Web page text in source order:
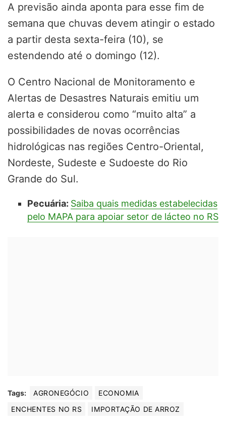
A previsão ainda aponta para esse fim de
semana que chuvas devem atingir o estado
a partir desta sexta-feira (10), se
estendendo até o domingo (12).
O Centro Nacional de Monitoramento e
Alertas de Desastres Naturais emitiu um
alerta e considerou como “muito alta” a
possibilidades de novas ocorrências
hidrológicas nas regiões Centro-Oriental,
Nordeste, Sudeste e Sudoeste do Rio
Grande do Sul.
Pecuária: Saiba quais medidas estabelecidas
pelo MAPA para apoiar setor de lácteo no RS
Tags: AGRONEGÓCIO
ECONOMIA
ENCHENTES NO RS
IMPORTAÇÃO DE ARROZ